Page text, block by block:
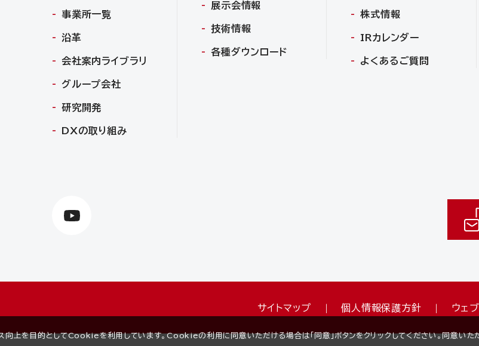
向上を目的としてCookieを利用しています。Cookieの利用に同意いただける場合は「同意」ボタンをクリックしてください。同意い
事業所一覧
沿革
会社案内ライブラリ
グループ会社
研究開発
DXの取り組み
展示会情報
技術情報
各種ダウンロード
株式情報
IRカレンダー
よくあるご質問
サイトマップ 個人情報保護方針 ウェ